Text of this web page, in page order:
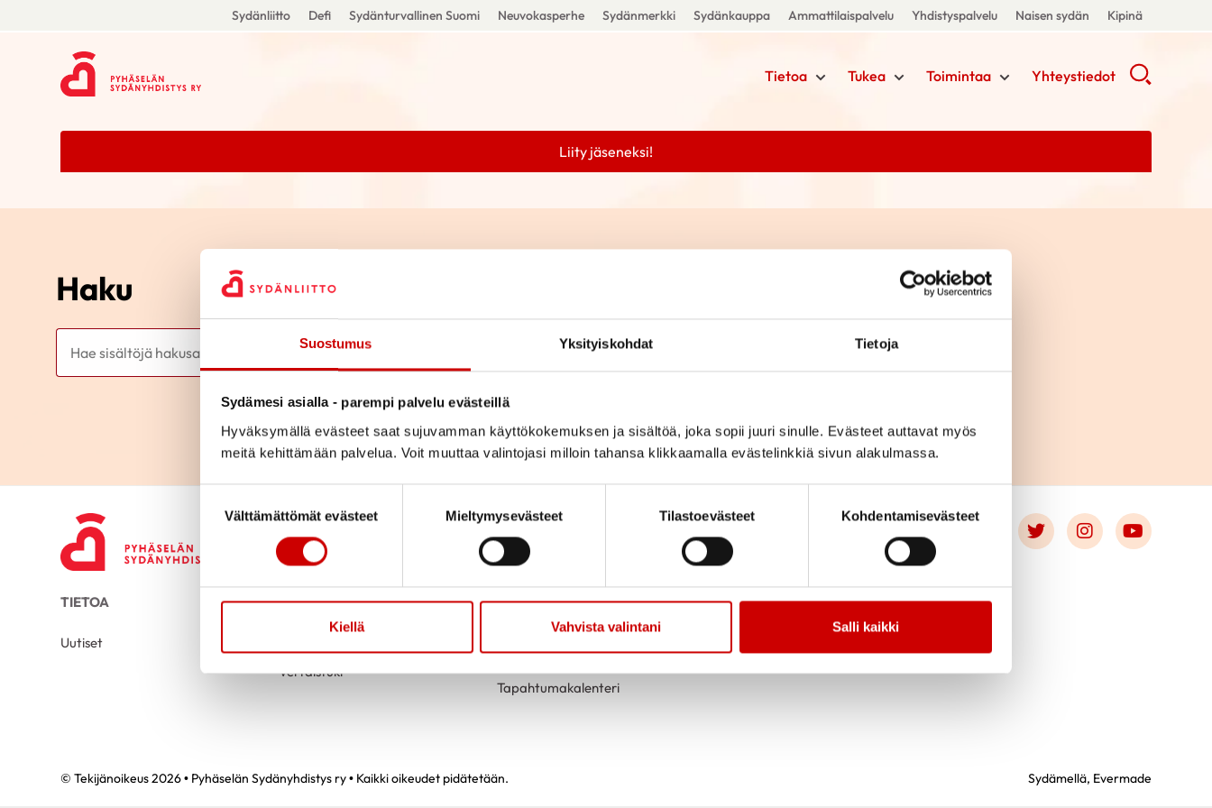
Suostumus Yksityiskohdat Tietoja
Sydämesi asialla - parempi palvelu evästeillä
Hyväksymällä evästeet saat sujuvamman käyttökokemuksen ja sisältöä, joka sopii juuri sinulle. Evästeet auttavat myös
meitä kehittämään palvelua. Voit muuttaa valintojasi milloin tahansa klikkaamalla evästelinkkiä sivun alakulmassa.
Välttämättömät evästeet
Mieltymysevästeet Tilastoevästeet Kohdentamisevästeet
Kiellä Vahvista valintani Salli kaikki
Sydänliitto Defi Sydänturvallinen Suomi Neuvokasperhe Sydänmerkki Sydänkauppa Ammattilaispalvelu Yhdistyspalvelu Naisen sydän Kipinä
Tietoa Tukea Toimintaa Yhteystiedot
Liity jäseneksi!
Haku
Link to facebook
Link to twitter
Link to Link to
TIETOA
Uutiset
TUKEA
Vertaistuki
TOIMINTAA
jäseneksi
Tapahtumakalenteri
YHTEYSTIEDOT
© Tekijänoikeus 2026 • Pyhäselän Sydänyhdistys ry • Kaikki oikeudet pidätetään. Sydämellä, Evermade